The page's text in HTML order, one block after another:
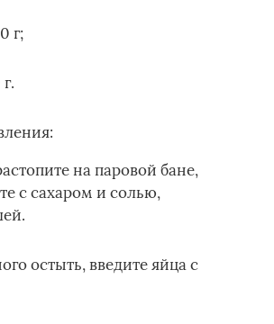
г;
на паровой бане,
с сахаром и солью,
остыть, введите яйца с